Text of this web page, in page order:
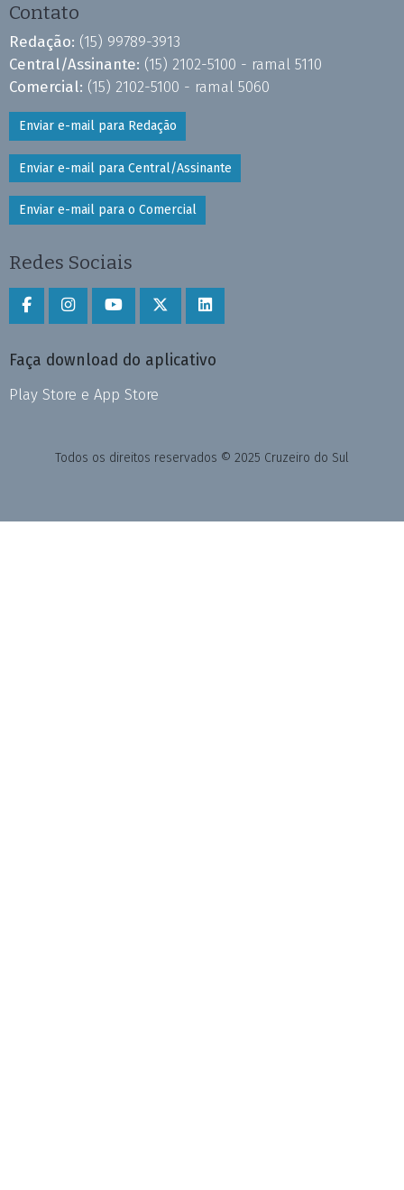
Contato
Redação: (15) 99789-3913
Central/Assinante: (15) 2102-5100 - ramal 5110
Comercial: (15) 2102-5100 - ramal 5060
Enviar e-mail para Redação
Enviar e-mail para Central/Assinante
Enviar e-mail para o Comercial
Redes Sociais
Faça download do aplicativo
Play Store e App Store
Todos os direitos reservados © 2025 Cruzeiro do Sul